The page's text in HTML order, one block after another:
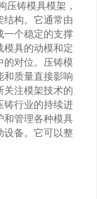
压铸模具模架，
结构。它通常由
一个稳定的支撑
模具的动模和定
的对位。压铸模
和质量直接影响
关注模架技术的
铸行业的持续进
和管理各种模具
设备。它可以整